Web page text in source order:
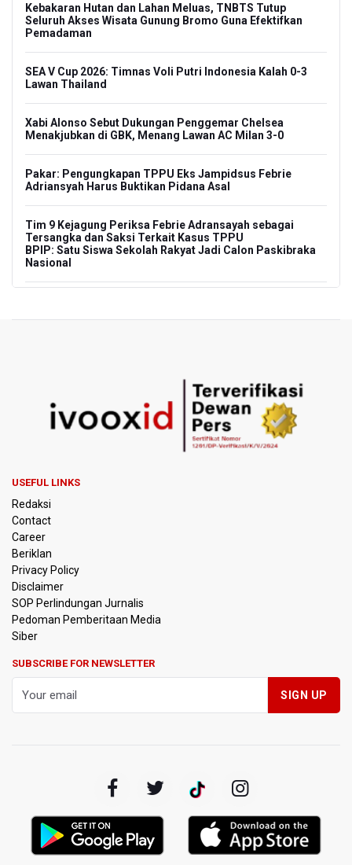
Kebakaran Hutan dan Lahan Meluas, TNBTS Tutup
Seluruh Akses Wisata Gunung Bromo Guna Efektifkan
Pemadaman
SEA V Cup 2026: Timnas Voli Putri Indonesia Kalah 0-3
Lawan Thailand
Xabi Alonso Sebut Dukungan Penggemar Chelsea
Menakjubkan di GBK, Menang Lawan AC Milan 3-0
Pakar: Pengungkapan TPPU Eks Jampidsus Febrie
Adriansyah Harus Buktikan Pidana Asal
Tim 9 Kejagung Periksa Febrie Adransayah sebagai
Tersangka dan Saksi Terkait Kasus TPPU
BPIP: Satu Siswa Sekolah Rakyat Jadi Calon Paskibraka
Nasional
Pemprov DKI Jakarta Pastikan Data Pajak dan Aset
Daerah Aman dari Kebakaran Bapenda
Pertumbuhan Ekonomi 5,3 Persen Belum Cukup
Masih Selektif
Anggota DPR Desak Polisi Usut Tuntas Temuan Ratusan
Amnesty International Kecam Penangkapan Dua
Warganet atas Konten Pidato Presiden, Nilai
Kriminalisasi Kritik Persempit Ruang Sipil
BGN Beri Batas Waktu SPPG Kantongi SLHS Paling
Diperiksa di Kejagung Sebagai Tersangka
Lawan Vietnam 3-2
Kebakaran Landa Gedung Bapenda DKI Jakarta
USEFUL LINKS
Redaksi
Contact
Career
Beriklan
Privacy Policy
Disclaimer
SOP Perlindungan Jurnalis
Pedoman Pemberitaan Media
Siber
SUBSCRIBE FOR NEWSLETTER